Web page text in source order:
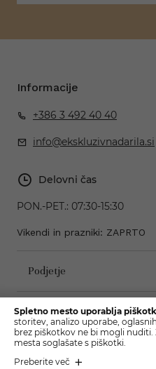
Informacije
+386 3 492 40 40
info@ekskluzivnadarila.si
Delovni čas
PON.-PET.: 07:30-15:30
Vikendi in prazniki: ZAPRTO
Podjetje
Pogoji poslovanja
Spletno mesto uporablja
storitev, analizo uporabe,
brez piškotkov ne bi mogli
mesta soglašate s piškotki.
Preberite več